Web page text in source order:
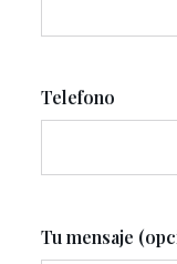
Telefono
Tu mensaje